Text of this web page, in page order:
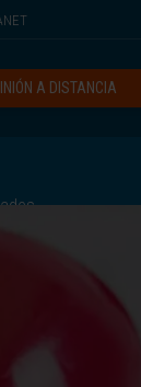
A DISTANCIA